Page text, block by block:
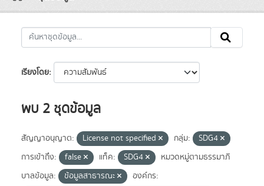
เรียงโดย
พบ 2 ชุดข้อมูล
สัญญาอนุญาต: License not specified กลุ่ม:
SDG4
การเข้าถึง:
false แท็ค: SDG4
หมวดหมู่ตามธรรมาภิ
บาลข้อมูล:
ข้อมูลสาธารณะ
องค์กร: